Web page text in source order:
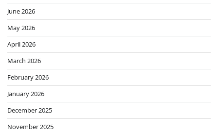
June 2026
May 2026
April 2026
March 2026
February 2026
January 2026
December 2025
November 2025